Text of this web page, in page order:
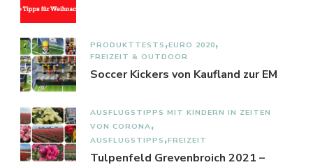
PRODUKTTESTS EURO 2020
FREIZEIT & OUTDOOR
Soccer Kickers von Kaufland zur EM
AUSFLUGSTIPPS MIT KINDERN IN ZEITEN
VON CORONA
AUSFLUGSTIPPS FREIZEIT
Tulpenfeld Grevenbroich 2021 –